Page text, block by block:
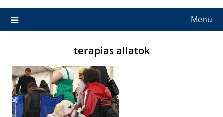
Menu
terapias allatok